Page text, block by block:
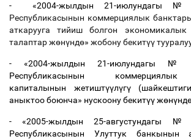
- «2004-жылдын 21-июлундагы
Республикасынын коммерциялык
аткарууга тийиш болгон
талаптар жөнүндө» жобону бекитүү
- «2004-жылдын 21-июлундагы №
Республикасынын
капиталынын жетиштүүлүгү
аныктоо боюнча» нускоону бекитүүжөнүнд
- «2005-жылдын 25-августундагы
Республикасынын Улуттук банкынын